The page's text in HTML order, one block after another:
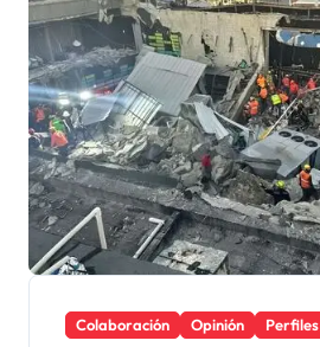
Colaboración Opinión Perfiles